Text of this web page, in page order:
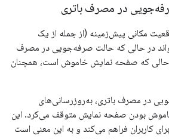
در مصرف باتری
از اندروید ۱۲، موقعیت مکانی پیش‌زمینه (از جمله از یک
در حالی که حالت صرفه‌جویی در مصرف
حالی که صفحه نمایش خاموش است، همچنان
در مصرف باتری، به‌روزرسانی‌های
بودن صفحه نمایش متوقف می‌کرد. این
کاربران فراهم می‌کند و به این معنی است